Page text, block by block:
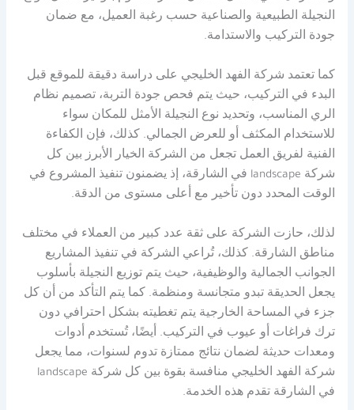
النجيلة الطبيعية والصناعية حسب رغبة العميل، مع ضمان
جودة التركيب والاستدامة.
كما تعتمد شركة الفهد الخليجي على دراسة دقيقة للموقع قبل
البدء في التركيب، حيث يتم فحص جودة التربة، تصميم نظام
الري المناسب، وتحديد نوع النجيلة الأمثل للمكان سواء
للاستخدام المكثف أو للعرض الجمالي. كذلك، فإن الكفاءة
الفنية لفريق العمل تجعل من الشركة الخيار الأبرز بين كل
شركة landscape في الشارقة، إذ يضمنون تنفيذ المشروع في
الوقت المحدد دون تأخير مع أعلى مستوى من الدقة.
لذلك، حازت الشركة على ثقة عدد كبير من العملاء في مختلف
مناطق الشارقة. كذلك، تُراعي الشركة في تنفيذ المشاريع
الجوانب الجمالية والوظيفية، حيث يتم توزيع النجيلة بأسلوب
يجعل الحديقة تبدو متجانسة ومنظمة. كما يتم التأكد من أن كل
جزء في المساحة الخارجية يتم تغطيته بشكل احترافي دون
ترك فراغات أو عيوب في التركيب. أيضًا، تُستخدم أدوات
ومعدات حديثة لضمان نتائج ممتازة تدوم لسنوات، مما يجعل
شركة الفهد الخليجي منافسة بقوة بين كل شركة landscape
في الشارقة تقدم هذه الخدمة.